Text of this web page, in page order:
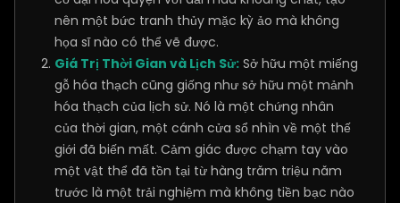
nên một bức tranh thủy mặc kỳ ảo mà không
họa sĩ nào có thể vẽ được.
Giá Trị Thời Gian và Lịch Sử: Sở hữu một miếng
gỗ hóa thạch cũng giống như sở hữu một mảnh
hóa thạch của lịch sử. Nó là một chứng nhân
của thời gian, một cánh cửa sổ nhìn về một thế
giới đã biến mất. Cảm giác được chạm tay vào
một vật thể đã tồn tại từ hàng trăm triệu năm
trước là một trải nghiệm mà không tiền bạc nào